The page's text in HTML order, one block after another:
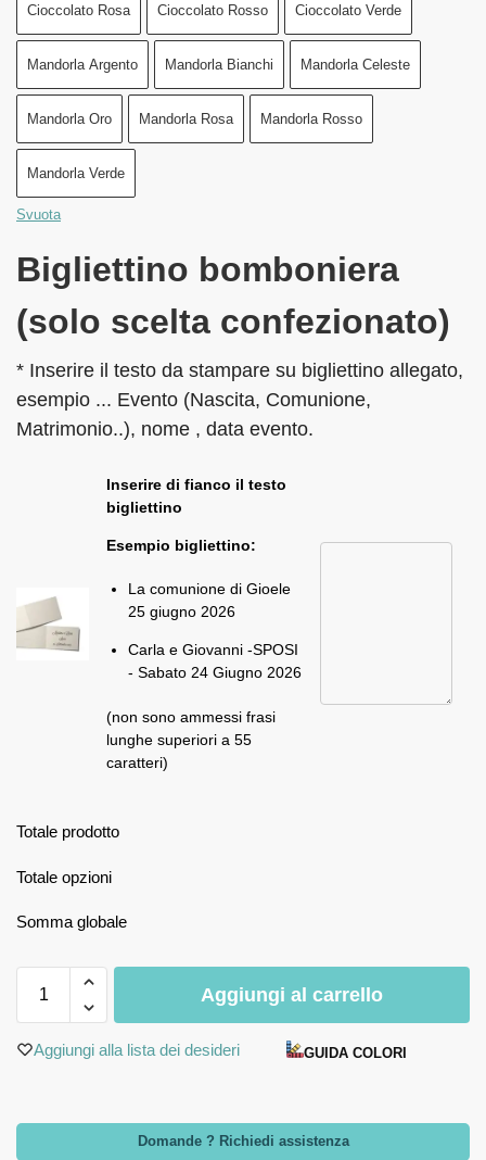
Cioccolato Rosa Cioccolato Rosso Cioccolato Verde
Mandorla Argento Mandorla Bianchi Mandorla Celeste
Mandorla Oro Mandorla Rosa Mandorla Rosso
Mandorla Verde
Svuota
Bigliettino bomboniera
(solo scelta confezionato)
* Inserire il testo da stampare su bigliettino allegato,
esempio ... Evento (Nascita, Comunione,
Matrimonio..), nome , data evento.
Inserire di fianco il testo
bigliettino
Esempio bigliettino:
La comunione di Gioele
25 giugno 2026
Carla e Giovanni -SPOSI
- Sabato 24 Giugno 2026
(non sono ammessi frasi
lunghe superiori a 55
caratteri)
Totale prodotto
Totale opzioni
Somma globale
Aggiungi al carrello
Aggiungi alla lista dei desideri GUIDA COLORI
Domande ? Richiedi assistenza